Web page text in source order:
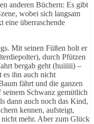
anderen Büchern: Es gibt
wobei sich langsam
eine überraschende
Mit seinen Füßen holt er
durch Pfützen
bergab geht (huiiiii) –
es ihn auch nicht
fährt und die ganzen
Schwanz gemütlich
dann auch noch das Kind,
kennen, aufsteigt,
mehr. Aber zum Glück